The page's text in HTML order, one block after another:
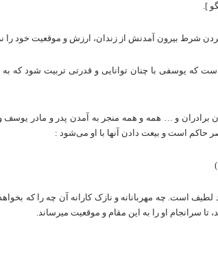
].
شرط بیرون آمدنش از زندان، ارزش و موقعیت خود را نزد
که یوسفی با چنان توانایی و قدرتی تربیت شود که به
برادران و … همه و همه منجر به آمدن پدر و مادر یوسف
حاکم است و بیعت دادن آن­ها با او می­‌شود :
است. چه مهربانانه و نازک کارانه آن چه را که
سرانجام او را به این مقام و موقعیت می­رساند.